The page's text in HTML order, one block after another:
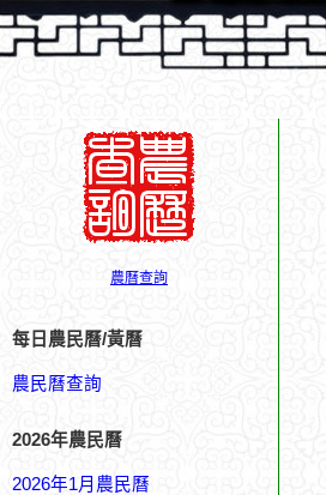
農曆查詢
每日農民曆/黃曆
農民曆查詢
2026年農民曆
2026年1月農民曆